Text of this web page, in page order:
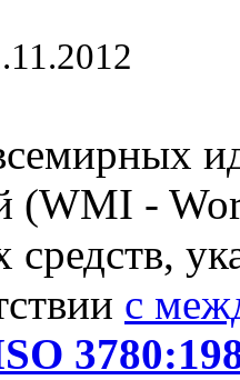
(WMI -
средств,
с